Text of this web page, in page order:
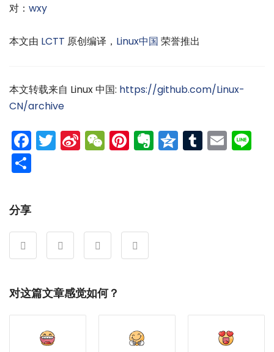
对： wxy
本文由 LCTT 原创编译， Linux中国 荣誉推出
本文转载来自 Linux 中国: https://github.com/Linux-
CN/archive
Facebook
Twitter
Sina
Weibo
WeChat
Pinterest
Evernote
Qzone
Tumblr
分享
对这篇文章感觉如何？